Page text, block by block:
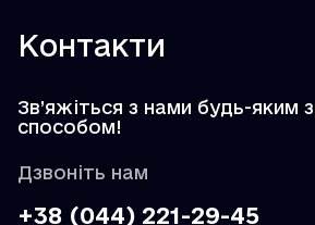
Контакти
Зв’яжіться з нами будь-яким
способом!
Дзвоніть нам
+38 (044) 221-29-45